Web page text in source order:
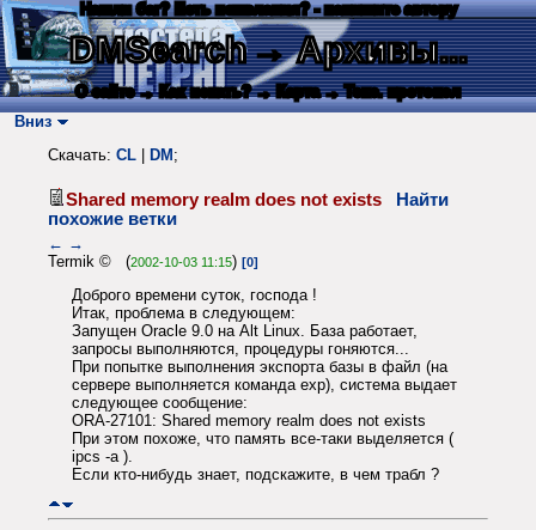
Нашли баг? Есть пожелания? - напишите автору
DMSearch→ Архивы...
О сайте → Как искать? → Карта → Текс. протокол
Вниз
Скачать: CL DM ;
Shared memory realm does not exists
Найти
похожие ветки
← →
Termik © (2002-10-03 11:15) [0]
Доброго времени суток, господа !
Итак, проблема в следующем:
Запущен Oracle 9.0 на Alt Linux. База работает,
запросы выполняются, процедуры гоняются...
При попытке выполнения экспорта базы в файл (на
сервере выполняется команда exp), система выдает
следующее сообщение:
ORA-27101: Shared memory realm does not exists
При этом похоже, что память все-таки выделяется (
ipcs -a ).
Если кто-нибудь знает, подскажите, в чем трабл ?